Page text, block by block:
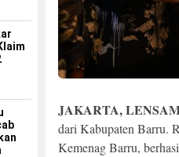
Tim
JAKARTA,
dari Kabupaten Barru.
Kemenag Barru,